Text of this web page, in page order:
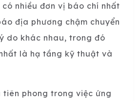
nhiều đơn vị báo chí nhất
địa phương chậm chuyển
do khác nhau, trong đó
là hạ tầng kỹ thuật và
tiên phong trong việc ứng